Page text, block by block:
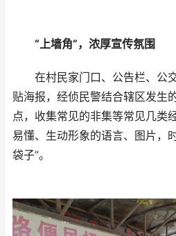
“上墙角”，浓厚宣传氛围
在村民家门口、公告栏、公
贴海报，经侦民警结合辖区发生
点，收集常见的非集等常见几类
易懂、生动形象的语言、图片，
袋子”。